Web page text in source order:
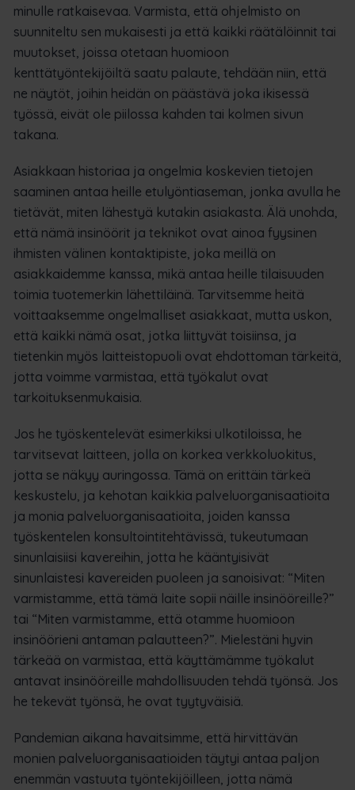
minulle ratkaisevaa. Varmista, että ohjelmisto on
suunniteltu sen mukaisesti ja että kaikki räätälöinnit tai
muutokset, joissa otetaan huomioon
kenttätyöntekijöiltä saatu palaute, tehdään niin, että
ne näytöt, joihin heidän on päästävä joka ikisessä
työssä, eivät ole piilossa kahden tai kolmen sivun
takana.
Asiakkaan historiaa ja ongelmia koskevien tietojen
saaminen antaa heille etulyöntiaseman, jonka avulla he
tietävät, miten lähestyä kutakin asiakasta. Älä unohda,
että nämä insinöörit ja teknikot ovat ainoa fyysinen
ihmisten välinen kontaktipiste, joka meillä on
asiakkaidemme kanssa, mikä antaa heille tilaisuuden
toimia tuotemerkin lähettiläinä. Tarvitsemme heitä
voittaaksemme ongelmalliset asiakkaat, mutta uskon,
että kaikki nämä osat, jotka liittyvät toisiinsa, ja
tietenkin myös laitteistopuoli ovat ehdottoman tärkeitä,
jotta voimme varmistaa, että työkalut ovat
tarkoituksenmukaisia.
Jos he työskentelevät esimerkiksi ulkotiloissa, he
tarvitsevat laitteen, jolla on korkea verkkoluokitus,
jotta se näkyy auringossa. Tämä on erittäin tärkeä
keskustelu, ja kehotan kaikkia palveluorganisaatioita
ja monia palveluorganisaatioita, joiden kanssa
työskentelen konsultointitehtävissä, tukeutumaan
sinunlaisiisi kavereihin, jotta he kääntyisivät
sinunlaistesi kavereiden puoleen ja sanoisivat: “Miten
varmistamme, että tämä laite sopii näille insinööreille?”
tai “Miten varmistamme, että otamme huomioon
insinöörieni antaman palautteen?”. Mielestäni hyvin
tärkeää on varmistaa, että käyttämämme työkalut
antavat insinööreille mahdollisuuden tehdä työnsä. Jos
he tekevät työnsä, he ovat tyytyväisiä.
Pandemian aikana havaitsimme, että hirvittävän
monien palveluorganisaatioiden täytyi antaa paljon
enemmän vastuuta työntekijöilleen, jotta nämä